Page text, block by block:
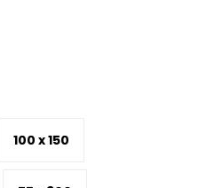
100 x 150